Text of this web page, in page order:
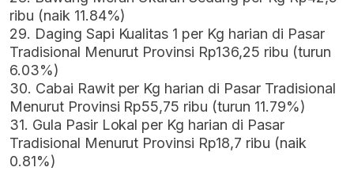
ribu (naik 11.84%)
29. Daging Sapi Kualitas 1 per Kg harian di Pasar
Tradisional Menurut Provinsi Rp136,25 ribu (turun
6.03%)
30. Cabai Rawit per Kg harian di Pasar Tradisional
Menurut Provinsi Rp55,75 ribu (turun 11.79%)
31. Gula Pasir Lokal per Kg harian di Pasar
Tradisional Menurut Provinsi Rp18,7 ribu (naik
0.81%)